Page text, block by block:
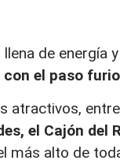
de energía y
el paso
atractivos,
el Cajón del
más alto de